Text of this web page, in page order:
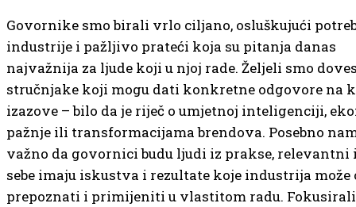
Govornike smo birali vrlo ciljano, osluškujući
industrije i pažljivo prateći koja su pitanja danas
najvažnija za ljude koji u njoj rade. Željeli smo
stručnjake koji mogu dati konkretne odgovore na
izazove – bilo da je riječ o umjetnoj inteligenciji,
pažnje ili transformacijama brendova. Posebno
važno da govornici budu ljudi iz prakse, relevantni
sebe imaju iskustva i rezultate koje industrija može
prepoznati i primijeniti u vlastitom radu.